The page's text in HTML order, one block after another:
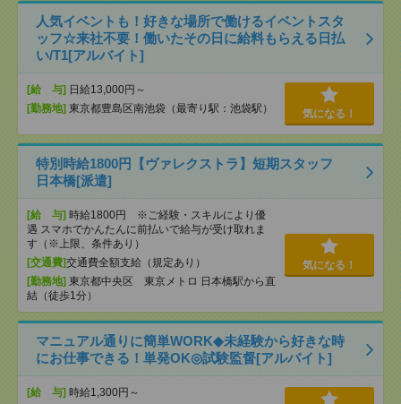
人気イベントも！好きな場所で働けるイベントスタ
ッフ☆来社不要！働いたその日に給料もらえる日払
い/T1[アルバイト]
[給 与] 日給13,000円～
[勤務地] 東京都豊島区南池袋（最寄り駅：池袋駅） 気になる！
特別時給1800円【ヴァレクストラ】短期スタッフ
日本橋[派遣]
[給 与] 時給1800円 ※ご経験・スキルにより優
遇 スマホでかんたんに前払いで給与が受け取れま
す（※上限、条件あり）
[交通費]交通費全額支給（規定あり）
[勤務地] 東京都中央区 東京メトロ 日本橋駅から直
結（徒歩1分）
気になる！
マニュアル通りに簡単WORK◆未経験から好きな時
にお仕事できる！単発OK◎試験監督[アルバイト]
[給 与] 時給1,300円～